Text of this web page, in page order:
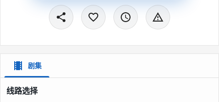
武警战士根据上级的指示，在一个暴雨如注的夜晚，截住了妄图驾
车逃走的米线，缴获了一批海洛因，并了解到“西老板”已前往边境
郎赛花的旧情，弄清了“西老板”的接货计划，在边防武警、缅甸警
方的配合下，歼灭了窜入我国境内的武装贩毒集团，捕获了“西老
板”。正当“西老板”落网之时。“南老板”已作好了接货准备。牟邦
烈装扮成大亨模样，警官大骆手提密码箱紧随其后，来到停在避风
港的大船内。几个彪形大汉按“规矩”对他们进行残酷的“考察”后，
“南老板”终于出现。乘大骆用装满海洛因的密码箱，与“南老板”手
剧集
线路选择